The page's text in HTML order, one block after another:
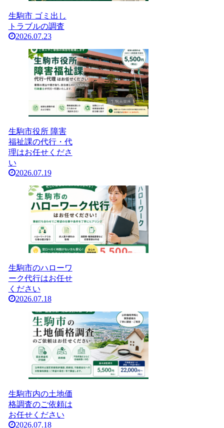
生駒市 ゴミ出し
トラブルの調査
2026.07.23
生駒市役所 障害
福祉課の代行・代
理はお任せくださ
い
2026.07.19
生駒市のハローワ
ーク代行はお任せ
ください
2026.07.18
生駒市内の土地価
格調査のご依頼は
お任せください
2026.07.18